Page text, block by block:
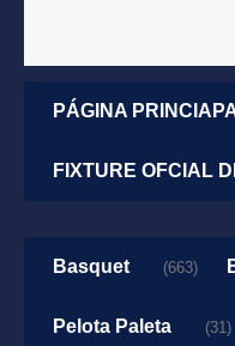
PÁGINA
FIXTURE OFCIAL
Basquet (663)
Pelota Paleta (31)